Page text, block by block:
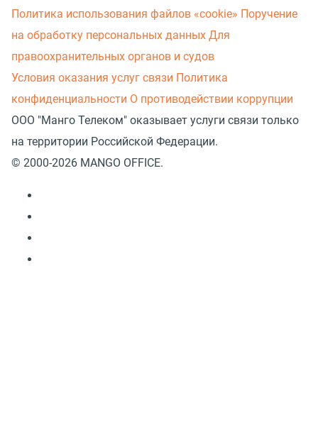
Политика использования файлов «cookie» Поручение
на обработку персональных данных Для
правоохранительных органов и судов
Условия оказания услуг связи Политика
конфиденциальности О противодействии коррупции
ООО "Манго Телеком" оказывает услуги связи только
на территории Российской Федерации.
© 2000-2026 MANGO OFFICE.